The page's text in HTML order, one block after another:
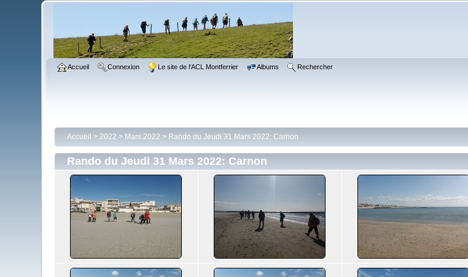
Accueil Connexion Le site de l'ACL Montferrier Albums Rechercher
Accueil > 2022 > Mars 2022 > Rando du Jeudi 31 Mars 2022: Carnon
Rando du Jeudi 31 Mars 2022: Carnon